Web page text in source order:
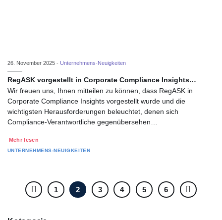
26. November 2025 - Unternehmens-Neuigkeiten
RegASK vorgestellt in Corporate Compliance Insights…
Wir freuen uns, Ihnen mitteilen zu können, dass RegASK in
Corporate Compliance Insights vorgestellt wurde und die
wichtigsten Herausforderungen beleuchtet, denen sich
Compliance-Verantwortliche gegenübersehen…
Mehr lesen
UNTERNEHMENS-NEUIGKEITEN
1 2 3 4 5 6